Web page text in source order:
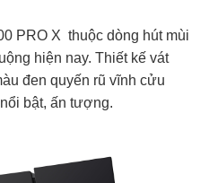
PRO X thuộc dòng hút mùi
hiện nay. Thiết kế vát
đen quyến rũ vĩnh cửu
bật, ấn tượng.